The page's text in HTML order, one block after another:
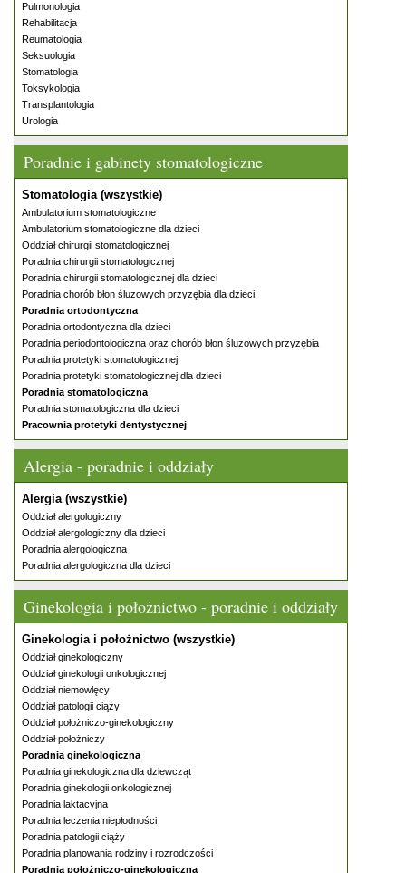
Pulmonologia
Rehabilitacja
Reumatologia
Seksuologia
Stomatologia
Toksykologia
Transplantologia
Urologia
Poradnie i gabinety stomatologiczne
Stomatologia (wszystkie)
Ambulatorium stomatologiczne
Ambulatorium stomatologiczne dla dzieci
Oddział chirurgii stomatologicznej
Poradnia chirurgii stomatologicznej
Poradnia chirurgii stomatologicznej dla dzieci
Poradnia chorób błon śluzowych przyzębia dla dzieci
Poradnia ortodontyczna
Poradnia ortodontyczna dla dzieci
Poradnia periodontologiczna oraz chorób błon śluzowych przyzębia
Poradnia protetyki stomatologicznej
Poradnia protetyki stomatologicznej dla dzieci
Poradnia stomatologiczna
Poradnia stomatologiczna dla dzieci
Pracownia protetyki dentystycznej
Alergia - poradnie i oddziały
Alergia (wszystkie)
Oddział alergologiczny
Oddział alergologiczny dla dzieci
Poradnia alergologiczna
Poradnia alergologiczna dla dzieci
Ginekologia i położnictwo - poradnie i oddziały
Ginekologia i położnictwo (wszystkie)
Oddział ginekologiczny
Oddział ginekologii onkologicznej
Oddział niemowlęcy
Oddział patologii ciąży
Oddział położniczo-ginekologiczny
Oddział położniczy
Poradnia ginekologiczna
Poradnia ginekologiczna dla dziewcząt
Poradnia ginekologii onkologicznej
Poradnia laktacyjna
Poradnia leczenia niepłodności
Poradnia patologii ciąży
Poradnia planowania rodziny i rozrodczości
Poradnia położniczo-ginekologiczna